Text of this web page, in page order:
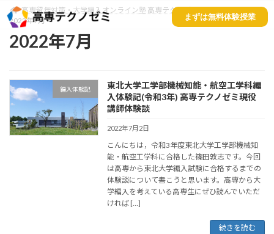
まずは無料体験授業
高専留年対策・大学編入オンライン塾 高専テクノゼミ
Blog
2022年7月
2022年7月
編入体験記
東北大学工学部機械知能・航空工学科編
入体験記(令和3年) 高専テクノゼミ現役
講師体験談
2022年7月2日
こんにちは，令和3年度東北大学工学部機械知
能・航空工学科に合格した篠田敦志です。​​今回
は高専から東北大学編入試験に合格するまでの
体験談について書こうと思います。高専から大
学編入を考えている高専生にぜひ読んでいただ
ければ […]
続きを読む